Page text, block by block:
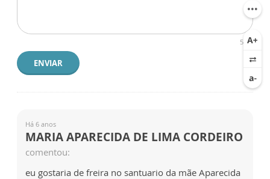
500
ENVIAR
Há 6 anos
MARIA APARECIDA DE LIMA CORDEIRO
comentou:
eu gostaria de freira no santuario da mãe Aparecida